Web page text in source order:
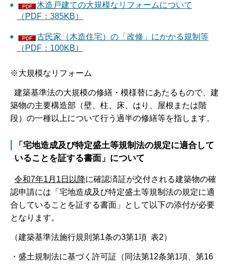
木造戸建ての大規模なリフォームについて
（PDF：385KB）
古民家（木造住宅）の「改修」にかかる規制等
（PDF：100KB）
※大規模なリフォーム
建築基準法の大規模の修繕・模様替にあたるもので、建
築物の主要構造部（壁、柱、床、はり、屋根または階
段）の一種以上について行う過半の修繕等を指します。
「宅地造成及び特定盛土等規制法の規定に適合して
いることを証する書面」について
令和7年1月1日以降に確認済証が交付される建築物の確
認申請には「宅地造成及び特定盛土等規制法の規定に適
合していることを証する書面」として以下の添付が必要
となります。
（建築基準法施行規則第1条の3第1項 表2）
・盛土規制法に基づく許可証（同法第12条第1項、第16